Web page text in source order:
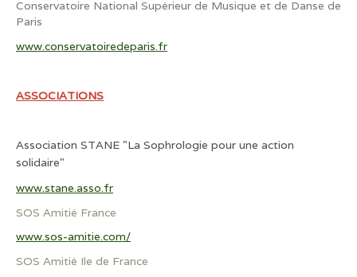
Conservatoire National Supérieur de Musique et de Danse de
Paris
www.conservatoiredeparis.fr
ASSOCIATIONS
Association STANE "La Sophrologie pour une action
solidaire"
www.stane.asso.fr
SOS Amitié France
www.sos-amitie.com/
SOS Amitié Ile de France